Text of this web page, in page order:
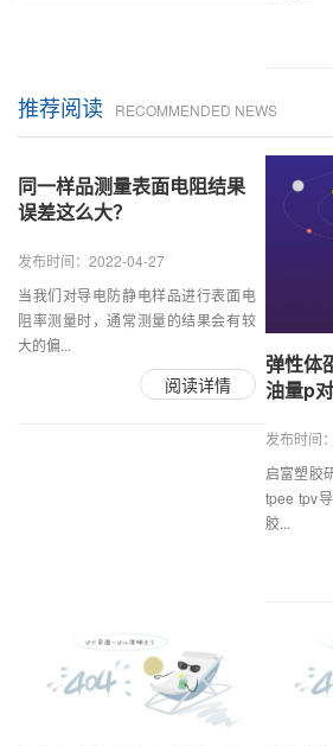
推荐阅读 RECOMMENDED NEWS
同一样品测量表面电阻结果
误差这么大？
发布时间：2022-04-27
当我们对导电防静电样品进行表面电
阻率测量时，通常测量的结果会有较
大的偏...
阅读详情
弹性体
油量p
发布时间
启富塑胶
tpee tpv
胶...